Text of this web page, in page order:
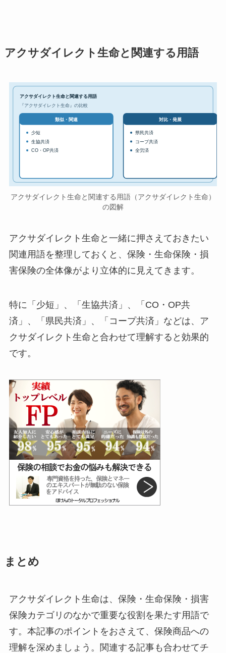
アクサダイレクト生命と関連する用語
アクサダイレクト生命と関連する用語
『アクサダイレクト生命』の比較
類似・関連
少短
生協共済
CO・OP共済
対比・発展
県民共済
コープ共済
全労済
アクサダイレクト生命と関連する用語（アクサダイレクト生命）
の図解
アクサダイレクト生命と一緒に押さえておきたい
関連用語を整理しておくと、保険・生命保険・損
害保険の全体像がより立体的に見えてきます。
特に「少短」、「生協共済」、「CO・OP共
済」、「県民共済」、「コープ共済」などは、ア
クサダイレクト生命と合わせて理解すると効果的
です。
まとめ
アクサダイレクト生命は、保険・生命保険・損害
保険カテゴリのなかで重要な役割を果たす用語で
す。本記事のポイントをおさえて、保険商品への
理解を深めましょう。関連する記事も合わせてチ